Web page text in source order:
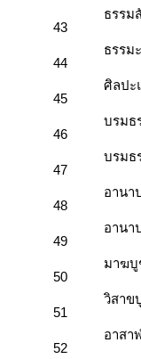
43
ธรร
44
ธรรม
45
ศิลปะ
46
บรมธ
47
บรมธ
48
อานา
49
อานา
50
มาฆบู
51
วิสาข
52
อาสา